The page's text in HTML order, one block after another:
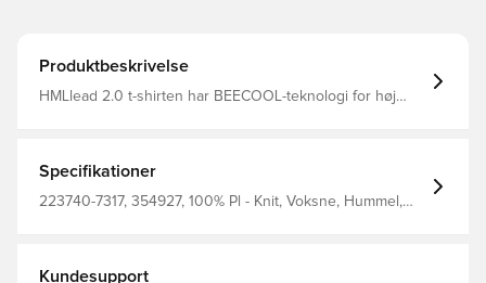
Produktbeskrivelse
HMLlead 2.0 t-shirten har BEECOOL-teknologi for høj
Specifikationer
223740-7317, 354927, 100% Pl - Knit, Voksne, Hummel,
Kundesupport